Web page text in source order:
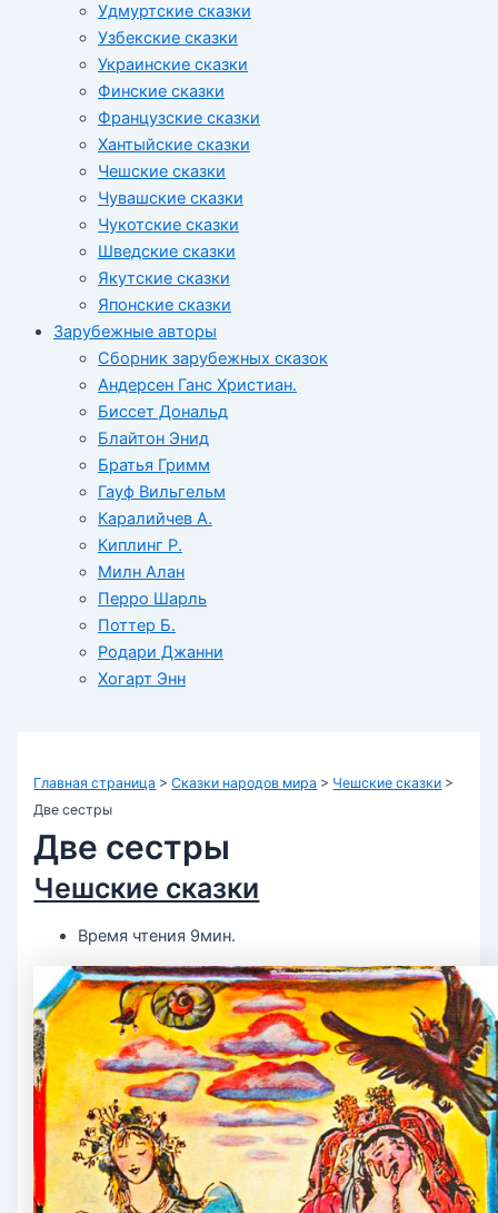
Удмуртские сказки
Узбекские сказки
Украинские сказки
Финские сказки
Французские сказки
Хантыйские сказки
Чешские сказки
Чувашские сказки
Чукотские сказки
Шведские сказки
Якутские сказки
Японские сказки
Зарубежные авторы
Сборник зарубежных сказок
Андерсен Ганс Христиан.
Биссет Дональд
Блайтон Энид
Братья Гримм
Гауф Вильгельм
Каралийчев А.
Киплинг Р.
Милн Алан
Перро Шарль
Поттер Б.
Родари Джанни
Хогарт Энн
Главная страница >Сказки народов мира > Чешские сказки >
Две сестры
Две сестры
Чешские сказки
Время чтения 9мин.